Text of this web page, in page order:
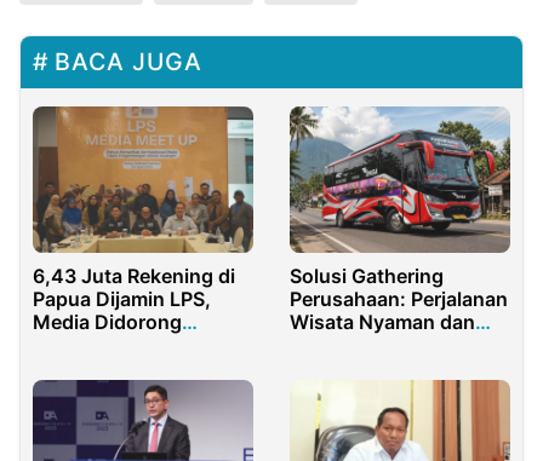
BACA JUGA
6,43 Juta Rekening di
Papua Dijamin LPS,
Media Didorong
Solusi Gathering
Perusahaan: Perjalanan
Wisata Nyaman dan